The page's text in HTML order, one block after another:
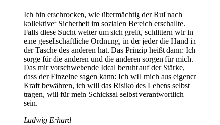
Ich bin erschrocken, wie übermächtig der Ruf nach
kollektiver Sicherheit im sozialen Bereich erschallte.
Falls diese Sucht weiter um sich greift, schlittern wir in
eine gesellschaftliche Ordnung, in der jeder die Hand in
der Tasche des anderen hat. Das Prinzip heißt dann: Ich
sorge für die anderen und die anderen sorgen für mich.
Das mir vorschwebende Ideal beruht auf der Stärke,
dass der Einzelne sagen kann: Ich will mich aus eigener
Kraft bewähren, ich will das Risiko des Lebens selbst
tragen, will für mein Schicksal selbst verantwortlich
sein.
Ludwig Erhard